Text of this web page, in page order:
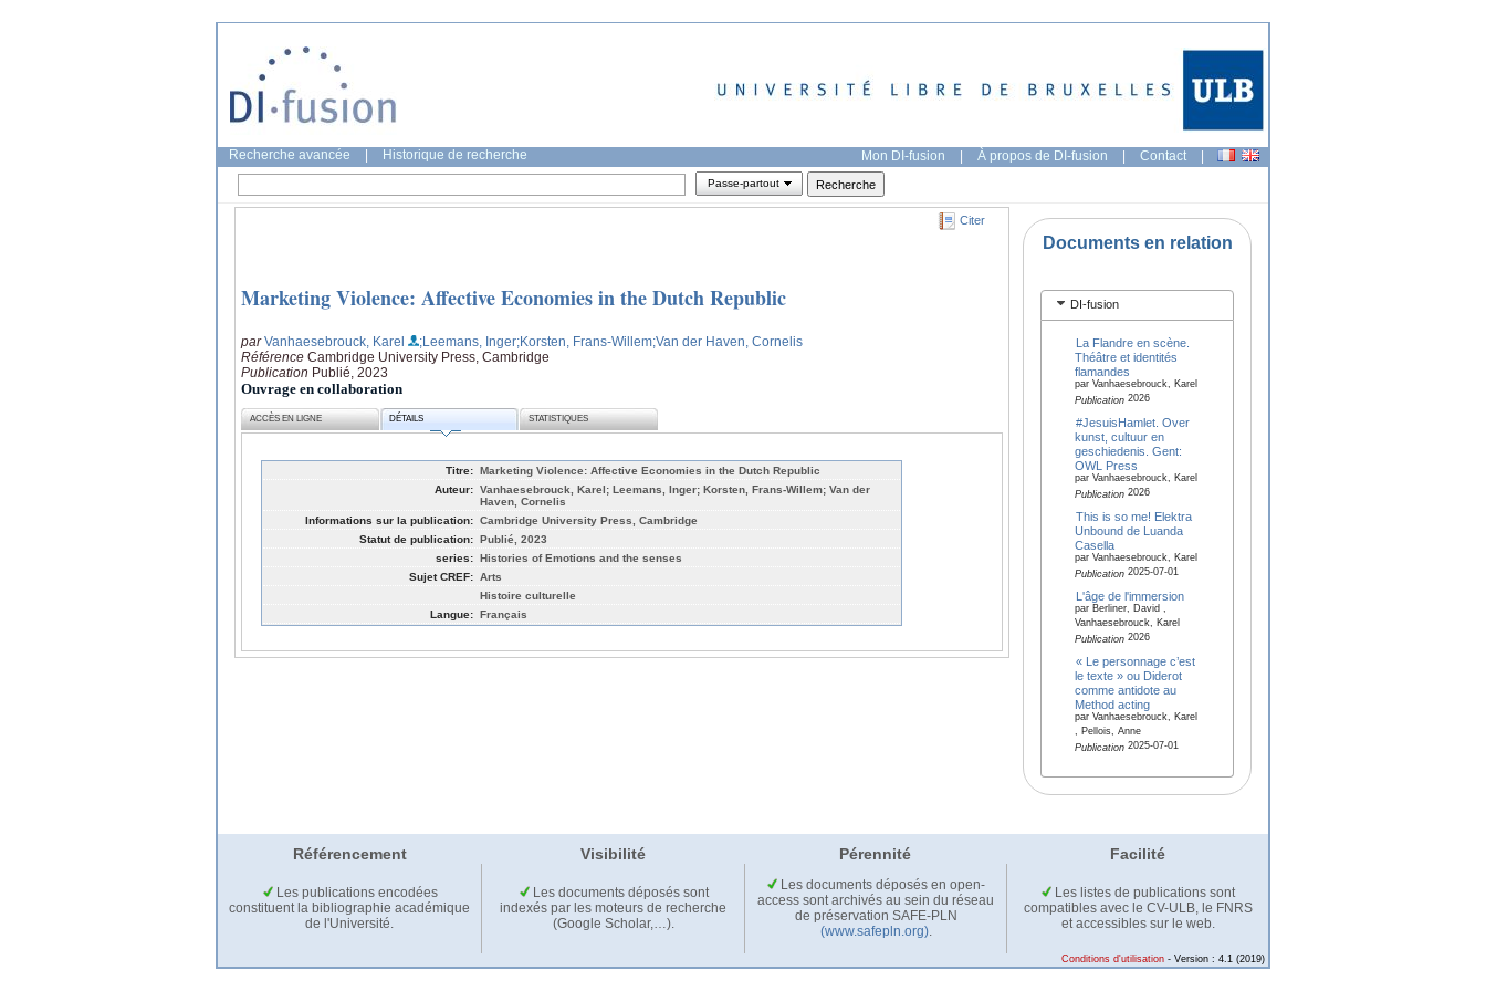
Recherche avancée Historique de recherche Mon DI-fusion | À propos de DI-fusion | Contact |
Passe-partout
Citer
Marketing Violence: Affective Economies in the Dutch Republic
parVanhaesebrouck, Karel ;Leemans, Inger;Korsten, Frans-Willem;Van der Haven, Cornelis
Référence Cambridge University Press, Cambridge
Publication Publié, 2023
Ouvrage en collaboration
ACCÈS EN LIGNE DÉTAILS STATISTIQUES
Titre: Marketing Violence: Affective Economies in the Dutch Republic
Auteur: Vanhaesebrouck, Karel; Leemans, Inger; Korsten, Frans-Willem; Van der
Haven, Cornelis
Informations sur la publication: Cambridge University Press, Cambridge
Statut de publication: Publié, 2023
series: Histories of Emotions and the senses
Sujet CREF: Arts
Histoire culturelle
Langue: Français
Documents en relation
DI-fusion
La Flandre en scène.
Théâtre et identités
flamandes
par Vanhaesebrouck, Karel
Publication2026
#JesuisHamlet. Over
kunst, cultuur en
geschiedenis. Gent:
OWL Press
par Vanhaesebrouck, Karel
Publication2026
This is so me! Elektra
Unbound de Luanda
Casella
par Vanhaesebrouck, Karel
Publication2025-07-01
L'âge de l'immersion
par Berliner, David ,
Vanhaesebrouck, Karel
Publication2026
« Le personnage c’est
le texte » ou Diderot
comme antidote au
Method acting
par Vanhaesebrouck, Karel
, Pellois, Anne
Publication2025-07-01
Référencement Visibilité Pérennité Facilité
Les publications encodées
constituent la bibliographie académique
de l'Université.
Les documents déposés sont
indexés par les moteurs de recherche
(Google Scholar,…).
Les documents déposés en open-
access sont archivés au sein du réseau
de préservation SAFE-PLN
(www.safepln.org).
Les listes de publications sont
compatibles avec le CV-ULB, le FNRS
et accessibles sur le web.
Conditions d'utilisation - Version : 4.1 (2019)